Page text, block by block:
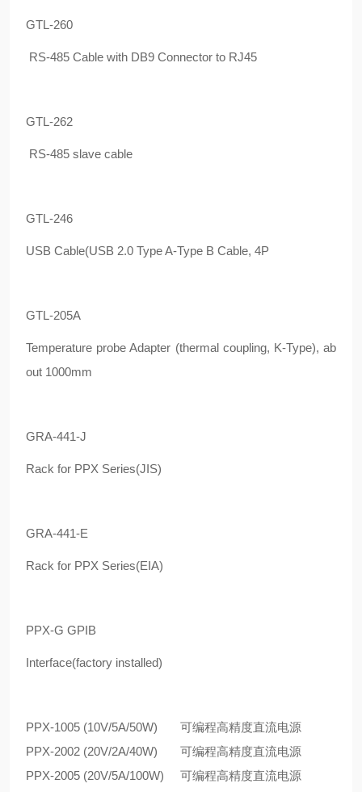
GTL-260
RS-485 Cable with DB9 Connector to RJ45
GTL-262
RS-485 slave cable
GTL-246
USB Cable(USB 2.0 Type A-Type B Cable, 4P
GTL-205A
Temperature probe Adapter (thermal coupling, K-Type), ab
out 1000mm
GRA-441-J
Rack for PPX Series(JIS)
GRA-441-E
Rack for PPX Series(EIA)
PPX-G GPIB
Interface(factory installed)
PPX-1005 (10V/5A/50W) 可编程高精度直流电源
PPX-2002 (20V/2A/40W) 可编程高精度直流电源
PPX-2005 (20V/5A/100W) 可编程高精度直流电源